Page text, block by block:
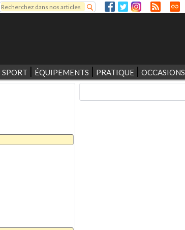
Formulaire de recherche
Rechercher
SPORT ÉQUIPEMENTS PRATIQUE OCCASIONS